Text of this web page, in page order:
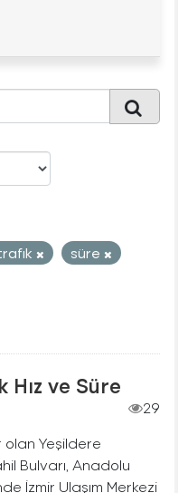
süre
ve Süre
29
Yeşildere
Bulvarı, Anadolu
İzmir Ulaşım Merkezi